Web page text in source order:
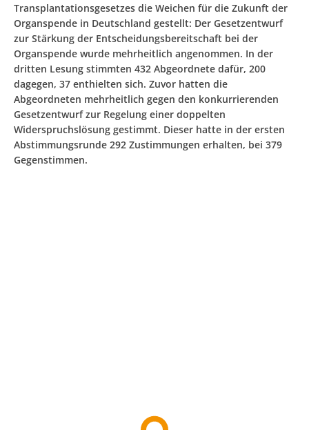
Transplantationsgesetzes die Weichen für die Zukunft der
Organspende in Deutschland gestellt: Der Gesetzentwurf
zur Stärkung der Entscheidungsbereitschaft bei der
Organspende wurde mehrheitlich angenommen. In der
dritten Lesung stimmten 432 Abgeordnete dafür, 200
dagegen, 37 enthielten sich. Zuvor hatten die
Abgeordneten mehrheitlich gegen den konkurrierenden
Gesetzentwurf zur Regelung einer doppelten
Widerspruchslösung gestimmt. Dieser hatte in der ersten
Abstimmungsrunde 292 Zustimmungen erhalten, bei 379
Gegenstimmen.